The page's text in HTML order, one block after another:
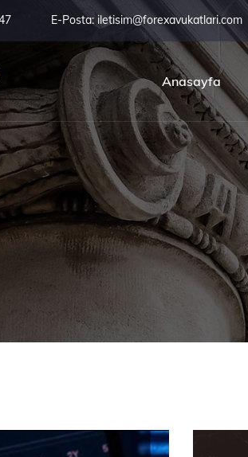
E-Posta: iletisim@forexavukatlari.com
Anasayfa